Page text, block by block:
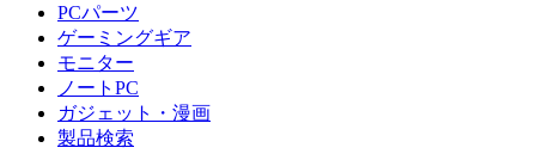
PCパーツ
ゲーミングギア
モニター
ノートPC
ガジェット・漫画
製品検索